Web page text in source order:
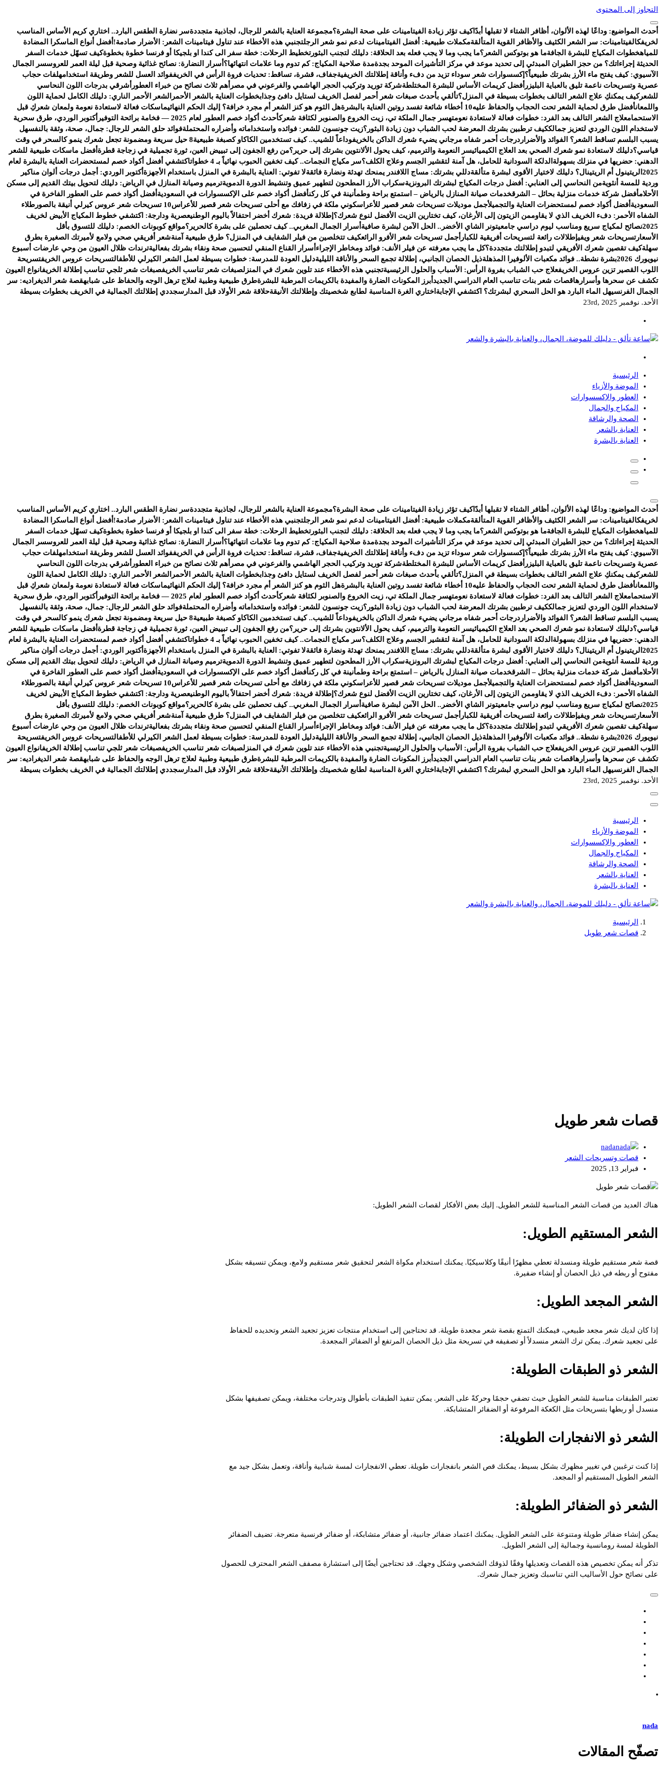
التجاوز إلى المحتوى
أحدث المواضيع: وداعًا لهذه الألوان، أظافر الشتاء لا تقبلها أبدًاكيف تؤثر زيادة الفيتامينات على صحة البشرة؟مجموعة العناية بالشعر للرجال، لجاذبية متجددةسر نضارة الطقس البارد.. اختاري كريم الأساس المناسب
لخريفكالفيتامينات: سر الشعر الكثيف والأظافر القوية المتألقةمكملات طبيعية: أفضل الفيتامينات لدعم نمو شعر الرجلتجنبي هذه الأخطاء عند تناول فيتامينات الشعر: الأضرار صادمة! أفضل أنواع الماسكرا المضادة
للمياهخطوات المكياج للبشرة الجافةما هو بوتوكس الشعر؟ما يجب وما لا يجب فعله بعد الحلاقة: دليلك لتجنب البثورتخطيط الرحلات: خطة سفر الى كندا او بلجيكا أو فرنسا خطوة بخطوةكيف تسهّل خدمات السفر
الحديثة إجراءاتك؟ من حجز الطيران المبدئي إلى تحديد موعد في مركز التأشيرات الموحد بجدةمدة صلاحية المكياج: كم تدوم وما علامات انتهائها؟ أسرار النضارة: نصائح غذائية وصحية قبل ليلة العمر للعروسسر الجمال
الآسيوي: كيف يفتح ماء الأرز بشرتك طبيعياً؟ إكسسوارات شعر سوداء تزيد من دفء وأناقة إطلالتك الخريفيةجفاف، قشرة، تساقط: تحديات فروة الرأس في الخريففوائد العسل للشعر وطريقة استخدامهلفات حجاب
عصرية وتسريحات ناعمة تليق بالعباية البليزر أفضل كريمات الأساس للبشرة المختلطةشركة توريد وتركيب الحجر الهاشمي والفرعوني في مصر أهم ثلاث نصائح من خبراء العطور أشرقي بدرجات اللون النحاسي
للشعركيف يمكنكِ علاج الشعر التالف بخطوات بسيطة في المنزل؟تألقي بأحدث صبغات شعر أحمر لفصل الخريف لستايل دافئ وجذابخطوات العناية بالشعر الأحمر الشعر الأحمر الناري: دليلك الكامل لحماية اللون
واللمعانأفضل طرق لحماية الشعر تحت الحجاب والحفاظ عليه10 أخطاء شائعة تفسد روتين العناية بالبشرة هل الثوم هو كنز الشعر أم مجرد خرافة؟ إليك الحكم النهائيماسكات فعالة لاستعادة نعومة ولمعان شعركِ قبل
الاستحمامعلاج الشعر التالف بعد الفرد: خطوات فعالة لاستعادة نعومتهسر جمال الملكة تي، زيت الخروع والصنوبر لكثافة شعركأحدث أكواد خصم العطور لعام 2025 — فخامة برائحة التوفير
أكتوبر الوردي، طرق سحرية
لاستخدام اللون الوردي لتعزيز جمالككيف ترطبين بشرتك المعرضة لحب الشباب دون زيادة البثور؟زيت جونسون للشعر: فوائده واستخداماته وأضراره المحتملةفوائد حلق الشعر للرجال: جمال، صحة، وثقة بالنفسهل
يسبب البلسم تساقط الشعر؟ الفوائد والأضرار درجات أحمر شفاه مرجاني يضيء شعرك الداكن بالخريفوداعاً للشيب.. كيف تستخدمين الكاكاو كصبغة طبيعية
8 حيل سريعة ومضمونة تجعل شعرك ينمو كالسحر في وقت
قياسي؟دليلك لاستعادة نمو شعرك الصحي بعد العلاج الكيميائيسر النعومة والترميم، كيف يحول الألانتوين بشرتك إلى حرير؟من رفع الجفون إلى تبييض العين، ثورة تجميلية في زجاجة قطرة أفضل ماسكات طبيعية للشعر
الدهني: حضريها في منزلك بسهولة الدلكة السودانية للحامل، هل آمنة لتقشير الجسم وعلاج الكلف؟سر مكياج النجمات.. كيف تخفين الحبوب نهائياً بـ 4 خطوات
اكتشفي أفضل أكواد خصم لمستحضرات العناية بالبشرة لعام
2025 الريتينول أم الريتينال؟ دليلك لاختيار الأقوى لبشرة متألقةدللي بشرتك: مساج اللافندر يمنحك تهدئة ونضارة فائقةلا تفوتي: العناية بالبشرة في المنزل باستخدام الأجهزة أكتوبر الوردي: أجمل درجات ألوان مناكير
وردية للمسة أنثويةمن النحاسي إلى العنابي: أفضل درجات المكياج لبشرتك البرونزيةسكراب الأرز المطحون لتطهير عميق وتنشيط الدورة الدمويةترميم وصيانة المنازل في الرياض: دليلك لتحويل بيتك القديم إلى مسكن
الأحلامأفضل شركة خدمات منزلية بحائل – الشرقخدمات صيانة المنازل بالرياض – استمتع براحة وطمأنينة في كل ركنأفضل أكواد خصم على الإكسسوارات في السعودية أفضل أكواد خصم على العطور الفاخرة في
السعودية أفضل أكواد خصم لمستحضرات العناية والتجميلأجمل موديلات تسريحات شعر قصير للأعراسكوني ملكة في زفافك مع أحلى تسريحات شعر قصير للأعراس10 تسريحات شعر عروس كيرلي أنيقة بالصور
طلاء
الشفاه الأحمر: دفء الخريف الذي لا يقاوممن الزيتون إلى الأرغان، كيف تختارين الزيت الأفضل لنوع شعرك؟ إطلالة فريدة: شعرك أخضر احتفالاً باليوم الوطنيعصرية ودارجة: اكتشفي خطوط المكياج الأبيض لخريف
2025نصائح لمكياج سريع ومناسب ليوم دراسي جامعيتونر الشاي الأخضر.. الحل الآمن لبشرة صافية أسرار الجمال المغربي.. كيف تحصلين على بشرة كالحرير؟مواقع كوبونات الخصم: دليلك للتسوق بأقل
الأسعارتسريحات شعر ويفيإطلالات رائعة لتسريحات أفريقية للكبار أجمل تسريحات شعر الأفرو الرائعكيف تتخلصين من فيلر الشفايف في المنزل؟ طرق طبيعية آمنةشعر أفريقي صحي ولامع لأميرتك الصغيرة بطرق
سهلةكيف تقصين شعرك الأفريقي لتبدو إطلالتك متجددة؟كل ما يجب معرفته عن فيلر الأنف: فوائد ومخاطر الإجراء أسرار القناع المنقي لتحسين صحة ونقاء بشرتك بفعاليةترندات ظلال العيون من وحي عارضات أسبوع
نيويورك 2026
بشرة نشطة.. فوائد مكعبات الألوفيرا المذهلةذيل الحصان الجانبي، إطلالة تجمع السحر والأناقة الليليةدليل العودة للمدرسة: خطوات بسيطة لعمل الشعر الكيرلي للأطفالتسريحات عروس الخريفتسريحة
اللوب القصير تزين عروس الخريفعلاج حب الشباب بفروة الرأس: الأسباب والحلول الرئيسيةتجنبي هذه الأخطاء عند تلوين شعرك في المنزلصبغات شعر تناسب الخريفصبغات شعر ثلجي تناسب إطلالة الخريفانواع العيون
تكشف عن سحرها وأسرارهاقصات شعر بنات تناسب العام الدراسي الجديد أبرز المكونات الضارة والمفيدة بالكريمات المرطبة للبشرةطرق طبيعية وطبية لعلاج ترهل الوجه والحفاظ على شبابهقصة شعر الديغراديه: سر
الجمال الفرنسيهل الماء البارد هو الحل السحري لبشرتك؟ اكتشفي الإجابة اختاري الغرة المناسبة لطابع شخصيتك وإطلالتك الأنيقةحلاقة شعر الأولاد قبل المدارسجددي إطلالتك الجمالية في الخريف بخطوات بسيطة
الأحد. نوفمبر 23rd, 2025
دليلك للموضة، الجمال، والعناية بالبشرة والشعر
الرئيسية
الموضة والأزياء
العطور والإكسسوارات
المكياج والجمال
الصحة والرشاقة
العناية بالشعر
العناية بالبشرة
أحدث المواضيع: وداعًا لهذه الألوان، أظافر الشتاء لا تقبلها أبدًاكيف تؤثر زيادة الفيتامينات على صحة البشرة؟مجموعة العناية بالشعر للرجال، لجاذبية متجددةسر نضارة الطقس البارد.. اختاري كريم الأساس المناسب
لخريفكالفيتامينات: سر الشعر الكثيف والأظافر القوية المتألقةمكملات طبيعية: أفضل الفيتامينات لدعم نمو شعر الرجلتجنبي هذه الأخطاء عند تناول فيتامينات الشعر: الأضرار صادمة! أفضل أنواع الماسكرا المضادة
للمياهخطوات المكياج للبشرة الجافةما هو بوتوكس الشعر؟ما يجب وما لا يجب فعله بعد الحلاقة: دليلك لتجنب البثورتخطيط الرحلات: خطة سفر الى كندا او بلجيكا أو فرنسا خطوة بخطوةكيف تسهّل خدمات السفر
الحديثة إجراءاتك؟ من حجز الطيران المبدئي إلى تحديد موعد في مركز التأشيرات الموحد بجدةمدة صلاحية المكياج: كم تدوم وما علامات انتهائها؟ أسرار النضارة: نصائح غذائية وصحية قبل ليلة العمر للعروسسر الجمال
الآسيوي: كيف يفتح ماء الأرز بشرتك طبيعياً؟ إكسسوارات شعر سوداء تزيد من دفء وأناقة إطلالتك الخريفيةجفاف، قشرة، تساقط: تحديات فروة الرأس في الخريففوائد العسل للشعر وطريقة استخدامهلفات حجاب
عصرية وتسريحات ناعمة تليق بالعباية البليزر أفضل كريمات الأساس للبشرة المختلطةشركة توريد وتركيب الحجر الهاشمي والفرعوني في مصر أهم ثلاث نصائح من خبراء العطور أشرقي بدرجات اللون النحاسي
للشعركيف يمكنكِ علاج الشعر التالف بخطوات بسيطة في المنزل؟تألقي بأحدث صبغات شعر أحمر لفصل الخريف لستايل دافئ وجذابخطوات العناية بالشعر الأحمر الشعر الأحمر الناري: دليلك الكامل لحماية اللون
واللمعانأفضل طرق لحماية الشعر تحت الحجاب والحفاظ عليه10 أخطاء شائعة تفسد روتين العناية بالبشرة هل الثوم هو كنز الشعر أم مجرد خرافة؟ إليك الحكم النهائيماسكات فعالة لاستعادة نعومة ولمعان شعركِ قبل
الاستحمامعلاج الشعر التالف بعد الفرد: خطوات فعالة لاستعادة نعومتهسر جمال الملكة تي، زيت الخروع والصنوبر لكثافة شعركأحدث أكواد خصم العطور لعام 2025 — فخامة برائحة التوفير
أكتوبر الوردي، طرق سحرية
لاستخدام اللون الوردي لتعزيز جمالككيف ترطبين بشرتك المعرضة لحب الشباب دون زيادة البثور؟زيت جونسون للشعر: فوائده واستخداماته وأضراره المحتملةفوائد حلق الشعر للرجال: جمال، صحة، وثقة بالنفسهل
يسبب البلسم تساقط الشعر؟ الفوائد والأضرار درجات أحمر شفاه مرجاني يضيء شعرك الداكن بالخريفوداعاً للشيب.. كيف تستخدمين الكاكاو كصبغة طبيعية
8 حيل سريعة ومضمونة تجعل شعرك ينمو كالسحر في وقت
قياسي؟دليلك لاستعادة نمو شعرك الصحي بعد العلاج الكيميائيسر النعومة والترميم، كيف يحول الألانتوين بشرتك إلى حرير؟من رفع الجفون إلى تبييض العين، ثورة تجميلية في زجاجة قطرة أفضل ماسكات طبيعية للشعر
الدهني: حضريها في منزلك بسهولة الدلكة السودانية للحامل، هل آمنة لتقشير الجسم وعلاج الكلف؟سر مكياج النجمات.. كيف تخفين الحبوب نهائياً بـ 4 خطوات
اكتشفي أفضل أكواد خصم لمستحضرات العناية بالبشرة لعام
2025 الريتينول أم الريتينال؟ دليلك لاختيار الأقوى لبشرة متألقةدللي بشرتك: مساج اللافندر يمنحك تهدئة ونضارة فائقةلا تفوتي: العناية بالبشرة في المنزل باستخدام الأجهزة أكتوبر الوردي: أجمل درجات ألوان مناكير
وردية للمسة أنثويةمن النحاسي إلى العنابي: أفضل درجات المكياج لبشرتك البرونزيةسكراب الأرز المطحون لتطهير عميق وتنشيط الدورة الدمويةترميم وصيانة المنازل في الرياض: دليلك لتحويل بيتك القديم إلى مسكن
الأحلامأفضل شركة خدمات منزلية بحائل – الشرقخدمات صيانة المنازل بالرياض – استمتع براحة وطمأنينة في كل ركنأفضل أكواد خصم على الإكسسوارات في السعودية أفضل أكواد خصم على العطور الفاخرة في
السعودية أفضل أكواد خصم لمستحضرات العناية والتجميلأجمل موديلات تسريحات شعر قصير للأعراسكوني ملكة في زفافك مع أحلى تسريحات شعر قصير للأعراس10 تسريحات شعر عروس كيرلي أنيقة بالصور
طلاء
الشفاه الأحمر: دفء الخريف الذي لا يقاوممن الزيتون إلى الأرغان، كيف تختارين الزيت الأفضل لنوع شعرك؟ إطلالة فريدة: شعرك أخضر احتفالاً باليوم الوطنيعصرية ودارجة: اكتشفي خطوط المكياج الأبيض لخريف
2025نصائح لمكياج سريع ومناسب ليوم دراسي جامعيتونر الشاي الأخضر.. الحل الآمن لبشرة صافية أسرار الجمال المغربي.. كيف تحصلين على بشرة كالحرير؟مواقع كوبونات الخصم: دليلك للتسوق بأقل
الأسعارتسريحات شعر ويفيإطلالات رائعة لتسريحات أفريقية للكبار أجمل تسريحات شعر الأفرو الرائعكيف تتخلصين من فيلر الشفايف في المنزل؟ طرق طبيعية آمنةشعر أفريقي صحي ولامع لأميرتك الصغيرة بطرق
سهلةكيف تقصين شعرك الأفريقي لتبدو إطلالتك متجددة؟كل ما يجب معرفته عن فيلر الأنف: فوائد ومخاطر الإجراء أسرار القناع المنقي لتحسين صحة ونقاء بشرتك بفعاليةترندات ظلال العيون من وحي عارضات أسبوع
نيويورك 2026
بشرة نشطة.. فوائد مكعبات الألوفيرا المذهلةذيل الحصان الجانبي، إطلالة تجمع السحر والأناقة الليليةدليل العودة للمدرسة: خطوات بسيطة لعمل الشعر الكيرلي للأطفالتسريحات عروس الخريفتسريحة
اللوب القصير تزين عروس الخريفعلاج حب الشباب بفروة الرأس: الأسباب والحلول الرئيسيةتجنبي هذه الأخطاء عند تلوين شعرك في المنزلصبغات شعر تناسب الخريفصبغات شعر ثلجي تناسب إطلالة الخريفانواع العيون
تكشف عن سحرها وأسرارهاقصات شعر بنات تناسب العام الدراسي الجديد أبرز المكونات الضارة والمفيدة بالكريمات المرطبة للبشرةطرق طبيعية وطبية لعلاج ترهل الوجه والحفاظ على شبابهقصة شعر الديغراديه: سر
الجمال الفرنسيهل الماء البارد هو الحل السحري لبشرتك؟ اكتشفي الإجابة اختاري الغرة المناسبة لطابع شخصيتك وإطلالتك الأنيقةحلاقة شعر الأولاد قبل المدارسجددي إطلالتك الجمالية في الخريف بخطوات بسيطة
الأحد. نوفمبر 23rd, 2025
الرئيسية
الموضة والأزياء
العطور والإكسسوارات
المكياج والجمال
الصحة والرشاقة
العناية بالشعر
العناية بالبشرة
دليلك للموضة، الجمال، والعناية بالبشرة والشعر
الرئيسية
قصات شعر طويل
قصات شعر طويل
nada
قصات وتسريحات الشعر
فبراير 13, 2025
هناك العديد من قصات الشعر المناسبة للشعر الطويل. إليك بعض الأفكار لقصات الشعر الطويل:
الشعر المستقيم الطويل:
قصة شعر مستقيم طويلة ومنسدلة تعطي مظهرًا أنيقًا وكلاسيكيًا. يمكنك استخدام مكواة الشعر لتحقيق شعر مستقيم ولامع، ويمكن تنسيقه بشكل
مفتوح أو ربطه في ذيل الحصان أو إنشاء ضفيرة.
الشعر المجعد الطويل:
إذا كان لديك شعر مجعد طبيعي، فيمكنك التمتع بقصة شعر مجعدة طويلة. قد تحتاجين إلى استخدام منتجات تعزيز تجعيد الشعر وتحديده للحفاظ
على تجعيد شعرك. يمكن ترك الشعر منسدلاً أو تصفيفه في تسريحة مثل ذيل الحصان المرتفع أو الضفائر المجعدة.
الشعر ذو الطبقات الطويلة:
تعتبر الطبقات مناسبة للشعر الطويل حيث تضفي حجمًا وحركةً على الشعر. يمكن تنفيذ الطبقات بأطوال وتدرجات مختلفة، ويمكن تصفيفها بشكل
منسدل أو ربطها بتسريحات مثل الكعكة المرفوعة أو الضفائر المتشابكة.
الشعر ذو الانفجارات الطويلة:
إذا كنت ترغبين في تغيير مظهرك بشكل بسيط، يمكنك قص الشعر بانفجارات طويلة. تعطي الانفجارات لمسة شبابية وأناقة، وتعمل بشكل جيد مع
الشعر الطويل المستقيم أو المجعد.
الشعر ذو الضفائر الطويلة:
يمكن إنشاء ضفائر طويلة ومتنوعة على الشعر الطويل. يمكنك اعتماد ضفائر جانبية، أو ضفائر متشابكة، أو ضفائر فرنسية متعرجة. تضيف الضفائر
الطويلة لمسة رومانسية وجمالية إلى الشعر الطويل.
تذكر أنه يمكن تخصيص هذه القصات وتعديلها وفقًا لذوقك الشخصي وشكل وجهك. قد تحتاجين أيضًا إلى استشارة مصفف الشعر المحترف للحصول
على نصائح حول الأساليب التي تناسبك وتعزيز جمال شعرك.
nada
تصفّح المقالات